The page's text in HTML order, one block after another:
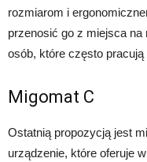
rozmiarom i
przenosić go z miejsca na
osób, które często
Migomat C
Ostatnią propozycją jest
urządzenie, które oferuje